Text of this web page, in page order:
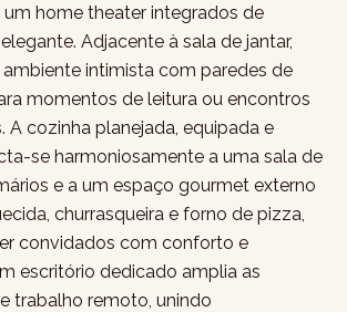
um home theater integrados de
Adjacente à sala de jantar,
intimista com paredes de
momentos de leitura ou encontros
A cozinha planejada, equipada e
se harmoniosamente a uma sala de
e a um espaço gourmet externo
churrasqueira e forno de pizza,
convidados com conforto e
escritório dedicado amplia as
trabalho remoto, unindo